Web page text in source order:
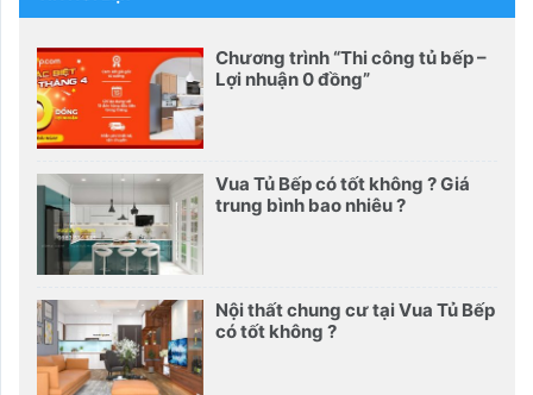
Chương trình “Thi công tủ bếp –
Lợi nhuận 0 đồng”
Vua Tủ Bếp có tốt không ? Giá
trung bình bao nhiêu ?
Nội thất chung cư tại Vua Tủ Bếp
có tốt không ?